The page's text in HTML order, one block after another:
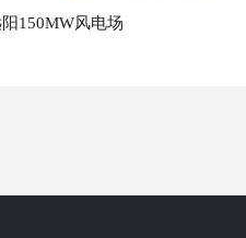
150MW风电场